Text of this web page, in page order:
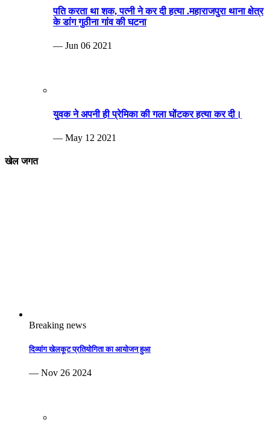
पति करता था शक, पत्नी ने कर दी हत्या .महाराजपुरा थाना क्षेत्र
के डांग गुठीना गांव की घटना
— Jun 06 2021
युवक ने अपनी ही प्रेमिका की गला घोंटकर हत्या कर दी।
— May 12 2021
खेल जगत
Breaking news
दिव्यांग खेलकूट प्रतियोगिता का आयोजन हुआ
— Nov 26 2024